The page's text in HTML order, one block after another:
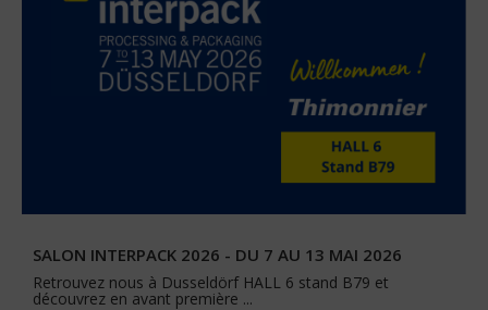
SALON INTERPACK 2026 - DU 7 AU 13 MAI 2026
Retrouvez nous à Dusseldörf HALL 6 stand B79 et
découvrez en avant première ...